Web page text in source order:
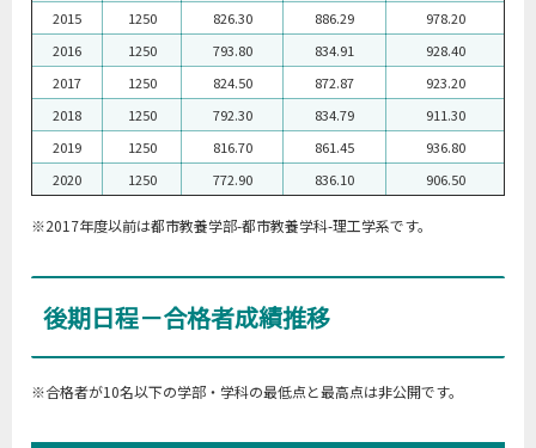
2015 1250 826.30 886.29
978.20
2016
1250 793.80 834.91
928.40
2017
1250 824.50 872.87
923.20
2018
1250 792.30 834.79
911.30
2019
1250 816.70 861.45
936.80
2020
1250 772.90 836.10 906.50
※2017年度以前は都市教養学部-都市教養学科-理工学系です。
後期日程－合格者成績推移
※合格者が10名以下の学部・学科の最低点と最高点は非公開です。